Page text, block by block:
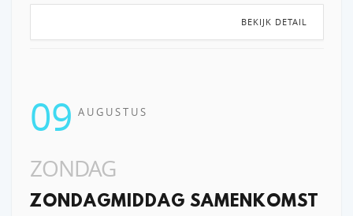
BEKIJK DETAIL
09 AUGUSTUS
ZONDAG
ZONDAGMIDDAG SAMENKOMST